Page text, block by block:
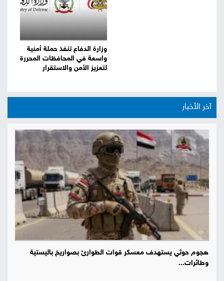
وزارة الدفاع تنفذ حملة أمنية
واسعة في المحافظات المحررة
لتعزيز الأمن والاستقرار
آخر الأخبار
هجوم حوثي يستهدف معسكر قوات الطوارئ بصواريخ باليستية
وطائرات...